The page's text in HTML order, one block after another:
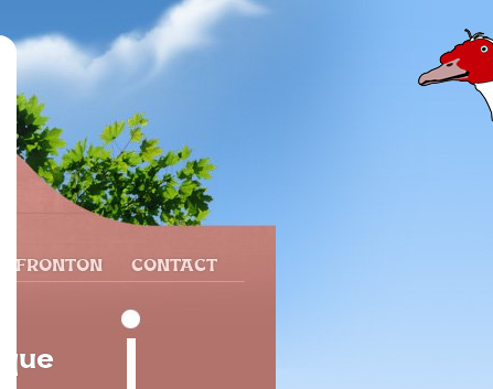
FRONTON CONTACT